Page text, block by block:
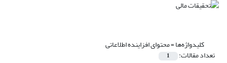
کلیدواژه‌ها =محتوای افزاینده اطلاعاتی
تعداد مقالات: 1